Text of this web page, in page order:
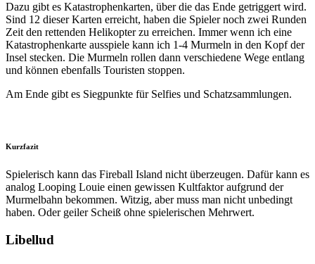
Dazu gibt es Katastrophenkarten, über die das Ende getriggert wird.
Sind 12 dieser Karten erreicht, haben die Spieler noch zwei Runden
Zeit den rettenden Helikopter zu erreichen. Immer wenn ich eine
Katastrophenkarte ausspiele kann ich 1-4 Murmeln in den Kopf der
Insel stecken. Die Murmeln rollen dann verschiedene Wege entlang
und können ebenfalls Touristen stoppen.
Am Ende gibt es Siegpunkte für Selfies und Schatzsammlungen.
Kurzfazit
Spielerisch kann das Fireball Island nicht überzeugen. Dafür kann es
analog Looping Louie einen gewissen Kultfaktor aufgrund der
Murmelbahn bekommen. Witzig, aber muss man nicht unbedingt
haben. Oder geiler Scheiß ohne spielerischen Mehrwert.
Libellud